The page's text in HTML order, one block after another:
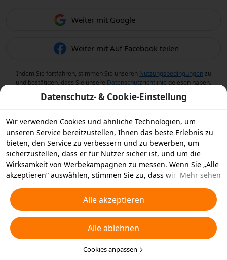
Weiter mit Google
Weiter mit Auf Facebook teilen
Indem Sie fortfahren, stimmen Sie unseren Nutzungsbedingungen zu
und bestätigen, dass Sie unsere Datenschutzrichtlinie gelesen haben.
Datenschutz- & Cookie-Einstellung
Wir verwenden Cookies und ähnliche Technologien, um
unseren Service bereitzustellen, Ihnen das beste Erlebnis zu
bieten, den Service zu verbessern und zu bewerben, um
sicherzustellen, dass er für Nutzer sicher ist, und um die
Wirksamkeit von Werbekampagnen zu messen. Wenn Sie „Alle
akzeptieren“ auswählen, stimmen Sie zu, dass wir und die
ähnliche Technologien für Werbezwecke auf Ihrem Gerät
speichern. Alternativ können Sie auch über „Alle ablehnen“
nicht notwendige Cookies ablehnen oder auswählen, welche
Arten von Cookies Sie akzeptieren oder deaktivieren möchten,
indem Sie unten oder jederzeit in Ihren
Datenschutzeinstellungen auf „Cookies anpassen“ klicken.
Mehr sehen
Alle akzeptieren
Alle ablehnen
Cookies anpassen